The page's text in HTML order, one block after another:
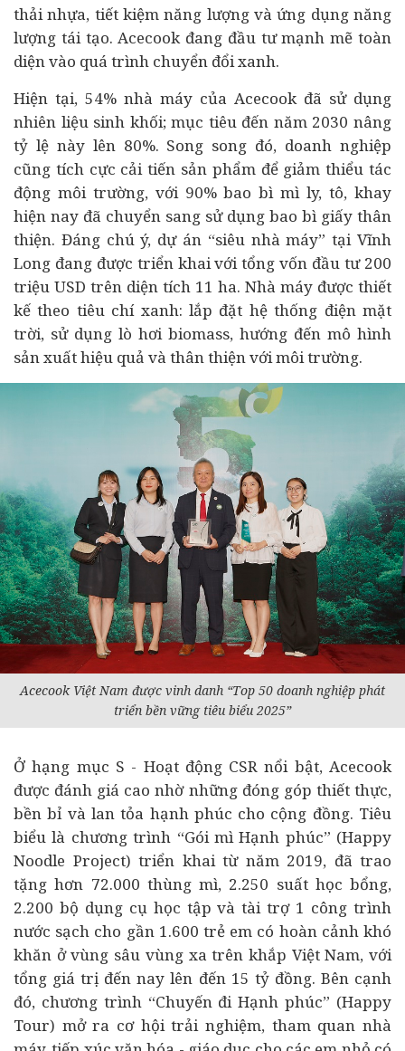
thải nhựa, tiết kiệm năng lượng và ứng dụng năng
lượng tái tạo. Acecook đang đầu tưmạnh mẽ toàn
diện vào quá trình chuyển đổi xanh.
Hiện tại, 54% nhà máy của Acecook đã sử dụng
nhiên liệu sinh khối; mục tiêu đến năm 2030 nâng
tỷ lệ này lên 80%. Song song đó, doanh nghiệp
cũng tích cực cải tiến sản phẩm để giảm thiểu tác
động môi trường, với 90% bao bì mì ly, tô, khay
hiện nay đã chuyển sang sử dụng bao bì giấy thân
thiện. Đáng chú ý, dự án “siêu nhà máy” tại Vĩnh
Long đang được triển khai với tổng vốn đầu tư 200
triệu USD trên diện tích 11 ha. Nhà máy được thiết
kế theo tiêu chí xanh: lắp đặt hệ thống điện mặt
trời, sử dụng lò hơi biomass, hướng đến mô hình
sản xuất hiệu quả và thân thiện với môi trường.
Acecook Việt Nam được vinh danh “Top 50 doanh nghiệp phát
triển bền vững tiêu biểu 2025”
Ở hạng mục S - Hoạt động CSR nổi bật, Acecook
được đánh giá cao nhờ những đóng góp thiết thực,
bền bỉ và lan tỏa hạnh phúc cho cộng đồng. Tiêu
biểu là chương trình “Gói mì Hạnh phúc” (Happy
Noodle Project) triển khai từ năm 2019, đã trao
tặng hơn 72.000 thùng mì, 2.250 suất học bổng,
2.200 bộ dụng cụ học tập và tài trợ 1 công trình
nước sạch cho gần 1.600 trẻ em có hoàn cảnh khó
khăn ở vùng sâu vùng xa trên khắp Việt Nam, với
tổng giá trị đến nay lên đến 15 tỷ đồng. Bên cạnh
đó, chương trình “Chuyến đi Hạnh phúc” (Happy
Tour) mở ra cơ hội trải nghiệm, tham quan nhà